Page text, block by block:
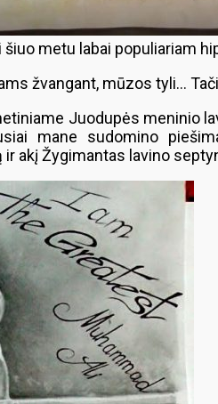
metu labai populiariam
žvangant, mūzos tyli…
Juodupės meninio
mane sudomino
akį Žygimantas lavino